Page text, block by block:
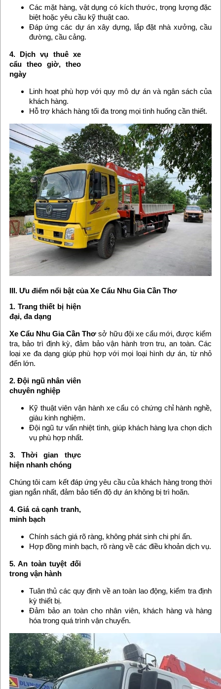
Các mặt hàng, vật dụng có kích thước, trọng lượng đặc
biệt hoặc yêu cầu kỹ thuật cao.
Đáp ứng các dự án xây dựng, lắp đặt nhà xưởng, cầu
đường, cầu cảng.
4. Dịch vụ thuê xe
cẩu theo giờ, theo
ngày
Linh hoạt phù hợp với quy mô dự án và ngân sách của
khách hàng.
Hỗ trợ khách hàng tối đa trong mọi tình huống cần thiết.
III. Ưu điểm nổi bật của Xe Cẩu Nhu Gia Cần Thơ
1. Trang thiết bị hiện
đại, đa dạng
Xe Cẩu Nhu Gia Cần Thơ sở hữu đội xe cẩu mới, được kiểm
tra, bảo trì định kỳ, đảm bảo vận hành trơn tru, an toàn. Các
loại xe đa dạng giúp phù hợp với mọi loại hình dự án, từ nhỏ
đến lớn.
2. Đội ngũ nhân viên
chuyên nghiệp
Kỹ thuật viên vận hành xe cẩu có chứng chỉ hành nghề,
giàu kinh nghiệm.
Đội ngũ tư vấn nhiệt tình, giúp khách hàng lựa chọn dịch
vụ phù hợp nhất.
3. Thời gian thực
hiện nhanh chóng
Chúng tôi cam kết đáp ứng yêu cầu của khách hàng trong thời
gian ngắn nhất, đảm bảo tiến độ dự án không bị trì hoãn.
4. Giá cả cạnh tranh,
minh bạch
Chính sách giá rõ ràng, không phát sinh chi phí ẩn.
Hợp đồng minh bạch, rõ ràng về các điều khoản dịch vụ.
5. An toàn tuyệt đối
trong vận hành
Tuân thủ các quy định về an toàn lao động, kiểm tra định
kỳ thiết bị.
Đảm bảo an toàn cho nhân viên, khách hàng và hàng
hóa trong quá trình vận chuyển.